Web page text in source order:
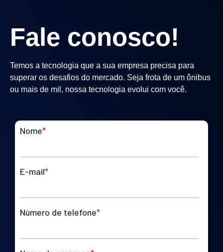
Fale conosco!
Temos a tecnologia que a sua empresa precisa para
superar os desafios do mercado. Seja frota de um ônibus
ou mais de mil, nossa tecnologia evolui com você.